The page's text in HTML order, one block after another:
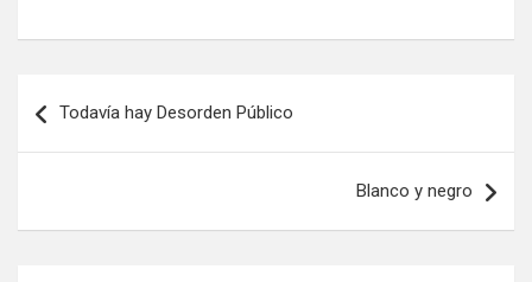
de
Todavía hay Desorden Público
Blanco y negro